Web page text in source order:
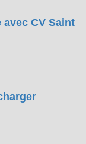
avec CV Saint